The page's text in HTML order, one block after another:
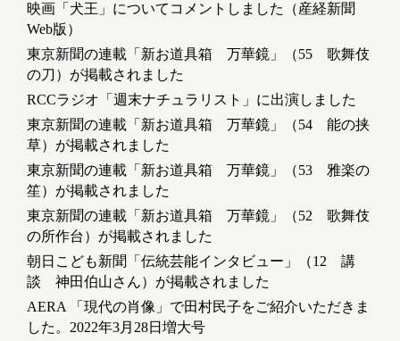
映画「犬王」についてコメントしました（産経新聞
Web版）
東京新聞の連載「新お道具箱 万華鏡」（55 歌舞伎
の刀）が掲載されました
RCCラジオ「週末ナチュラリスト」に出演しました
東京新聞の連載「新お道具箱 万華鏡」（54 能の挟
草）が掲載されました
東京新聞の連載「新お道具箱 万華鏡」（53 雅楽の
笙）が掲載されました
東京新聞の連載「新お道具箱 万華鏡」（52 歌舞伎
の所作台）が掲載されました
朝日こども新聞「伝統芸能インタビュー」（12 講
談 神田伯山さん）が掲載されました
AERA 「現代の肖像」で田村民子をご紹介いただきま
した。2022年3月28日増大号